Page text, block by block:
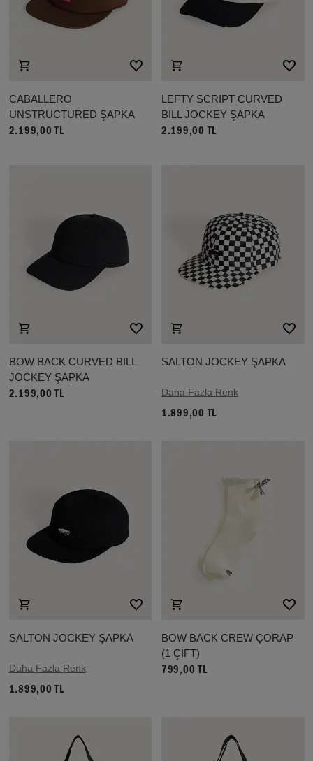
CABALLERO
UNSTRUCTURED ŞAPKA
2.199,00 TL
LEFTY SCRIPT CURVED
BILL JOCKEY ŞAPKA
2.199,00 TL
BOW BACK CURVED BILL
JOCKEY ŞAPKA
2.199,00 TL
SALTON JOCKEY ŞAPKA
Daha Fazla Renk
1.899,00 TL
SALTON JOCKEY ŞAPKA
Daha Fazla Renk
1.899,00 TL
BOW BACK CREW ÇORAP
(1 ÇİFT)
799,00 TL